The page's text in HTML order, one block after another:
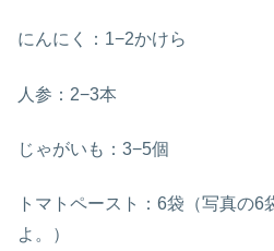
にんにく：1−2かけら
人参：2−3本
じゃがいも：3−5個
トマトペースト：6袋（写真の6
よ。）